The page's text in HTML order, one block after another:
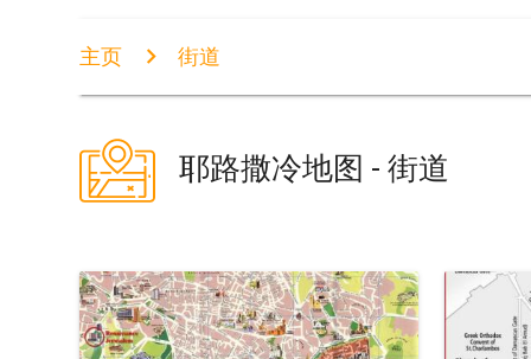
主页 街道
耶路撒冷地图 - 街道